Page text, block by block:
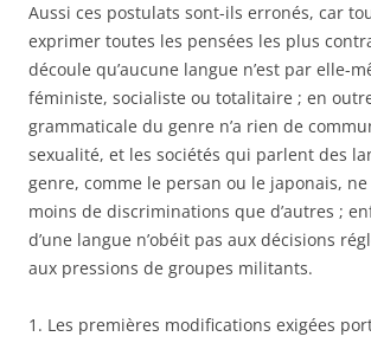
Aussi ces postulats sont-ils erronés, car
exprimer toutes les pensées les plus
découle qu’aucune langue n’est par elle-
féministe, socialiste ou totalitaire ; en
grammaticale du genre n’a rien de
sexualité, et les sociétés qui parlent des
genre, comme le persan ou le japonais,
moins de discriminations que d’autres ;
d’une langue n’obéit pas aux décisions
aux pressions de groupes militants.
1. Les premières modifications exigées